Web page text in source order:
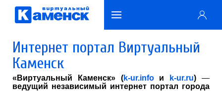
Интернет портал Виртуальный
Каменск
«Виртуальный Каменск» (k-ur.infoи k-ur.ru) —
ведущий независимый интернет портал города